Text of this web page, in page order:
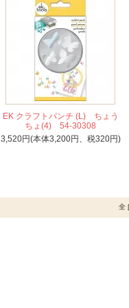
EK クラフトパンチ (L) ちょう
ちょ(4) 54-30308
3,520円(本体3,200円、税320円)
全